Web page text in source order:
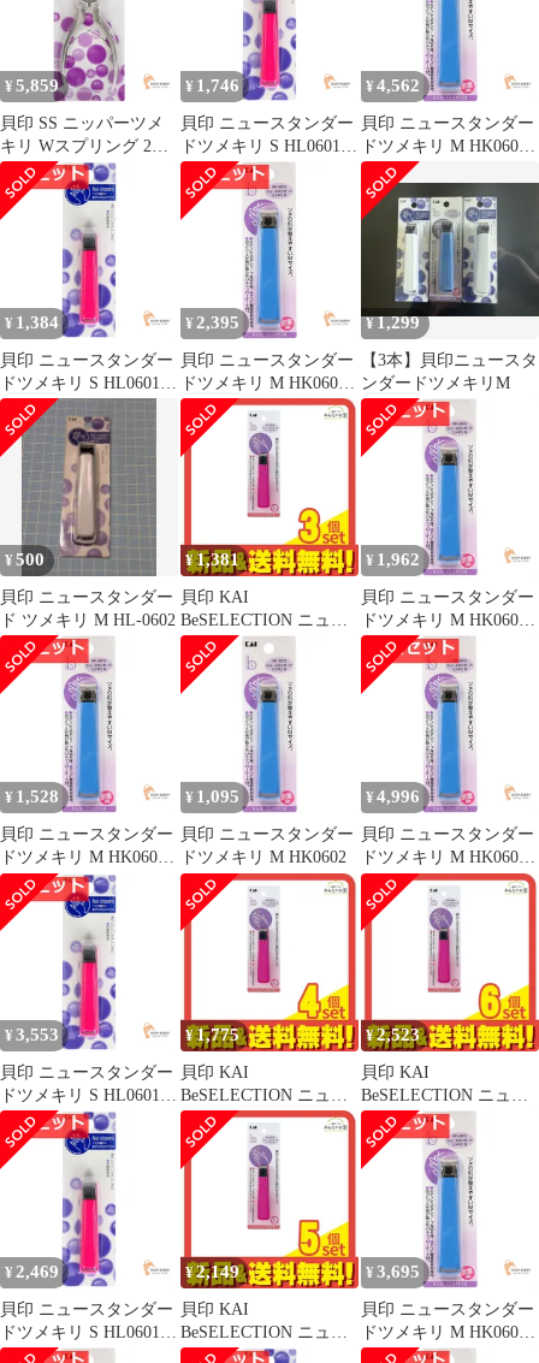
¥ 5,859
貝印 SS ニッパーツメ
キリ Wスプリング 2個
セット まとめ売り
¥ 1,746
貝印 ニュースタンダー
ドツメキリ S HL0601 3
個セット まとめ売り
¥ 4,562
貝印 ニュースタンダー
ドツメキリ M HK0602
9個セット まとめ売り
¥ 1,384
貝印 ニュースタンダー
ドツメキリ S HL0601 2
個セット まとめ売り
¥ 2,395
貝印 ニュースタンダー
ドツメキリ M HK0602
4個セット まとめ売り
¥1,299
【3本】貝印ニュースタ
ンダードツメキリM
¥500
貝印 ニュースタンダー
ド ツメキリ M HL-0602
¥1,381
貝印 KAI
BeSELECTION ニュー
スタンダード ツメキリ
Sサイズ HK0601 1個 3
個セット まとめ売り
¥ 1,962
貝印 ニュースタンダー
ドツメキリ M HK0602
3個セット まとめ売り
¥ 1,528
貝印 ニュースタンダー
ドツメキリ M HK0602
2個セット まとめ売り
¥ 1,095
貝印 ニュースタンダー
ドツメキリ M HK0602
¥ 4,996
貝印 ニュースタンダー
ドツメキリ M HK0602
10個セット まとめ売り
¥ 3,553
貝印 ニュースタンダー
ドツメキリ S HL0601 8
個セット まとめ売り
¥1,775
貝印 KAI
BeSELECTION ニュー
スタンダード ツメキリ
Sサイズ HK0601 1個 4
個セット まとめ売り
¥2,523
貝印 KAI
BeSELECTION ニュー
スタンダード ツメキリ
Sサイズ HK0601 1個 6
個セット まとめ売り
¥ 2,469
貝印 ニュースタンダー
ドツメキリ S HL0601 5
個セット まとめ売り
¥2,149
貝印 KAI
BeSELECTION ニュー
スタンダード ツメキリ
¥ 3,695
貝印 ニュースタンダー
ドツメキリ M HK0602
7個セット まとめ売り